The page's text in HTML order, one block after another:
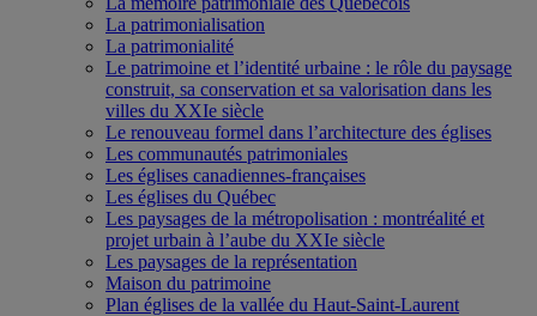
La patrimonialisation
La patrimonialité
Le patrimoine et l’identité urbaine : le rôle du paysage
construit, sa conservation et sa valorisation dans les
villes du XXIe siècle
Le renouveau formel dans l’architecture des églises
Les communautés patrimoniales
Les églises canadiennes-françaises
Les églises du Québec
Les paysages de la métropolisation : montréalité et
projet urbain à l’aube du XXIe siècle
Les paysages de la représentation
Maison du patrimoine
Plan églises de la vallée du Haut-Saint-Laurent